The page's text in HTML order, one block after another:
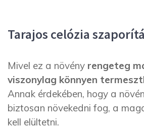
Tarajos celózia
Mivel ez a növény rengeteg
viszonylag könnyen
Annak érdekében, hogy a
biztosan növekedni fog, a
kell elültetni.